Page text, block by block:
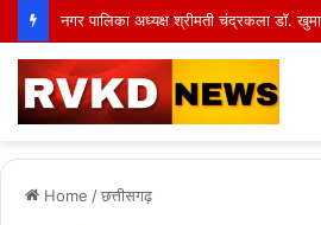
Home /छत्तीसगढ़